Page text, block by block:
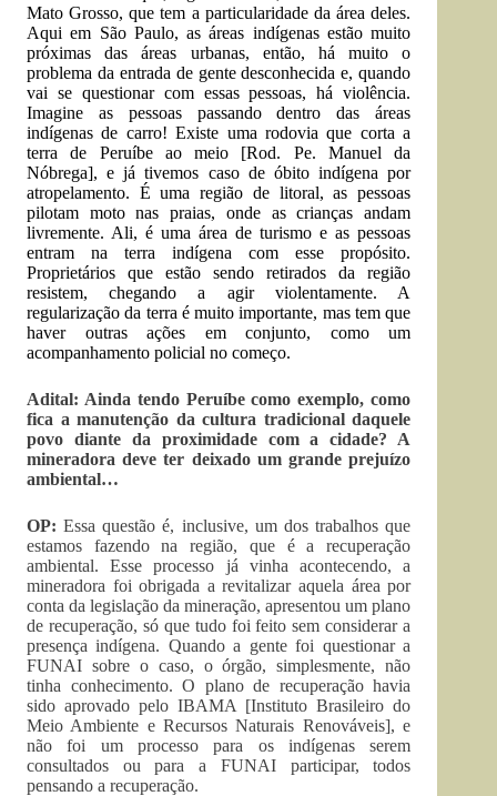
Mato Grosso, que tem a particularidade da área deles.
Aqui em São Paulo, as áreas indígenas estão muito
próximas das áreas urbanas, então, há muito o
problema da entrada de gente desconhecida e, quando
vai se questionar com essas pessoas, há violência.
Imagine as pessoas passando dentro das áreas
indígenas de carro! Existe uma rodovia que corta a
terra de Peruíbe ao meio [Rod. Pe. Manuel da
Nóbrega], e já tivemos caso de óbito indígena por
atropelamento. É uma região de litoral, as pessoas
pilotam moto nas praias, onde as crianças andam
livremente. Ali, é uma área de turismo e as pessoas
entram na terra indígena com esse propósito.
Proprietários que estão sendo retirados da região
resistem, chegando a agir violentamente. A
regularização da terra é muito importante, mas tem que
haver outras ações em conjunto, como um
acompanhamento policial no começo.
Adital: Ainda tendo Peruíbe como exemplo, como
fica a manutenção da cultura tradicional daquele
povo diante da proximidade com a cidade? A
mineradora deve ter deixado um grande prejuízo
ambiental…
OP: Essa questão é, inclusive, um dos trabalhos que
estamos fazendo na região, que é a recuperação
ambiental. Esse processo já vinha acontecendo, a
mineradora foi obrigada a revitalizar aquela área por
conta da legislação da mineração, apresentou um plano
de recuperação, só que tudo foi feito sem considerar a
presença indígena. Quando a gente foi questionar a
FUNAI sobre o caso, o órgão, simplesmente, não
tinha conhecimento. O plano de recuperação havia
sido aprovado pelo IBAMA [Instituto Brasileiro do
Meio Ambiente e Recursos Naturais Renováveis], e
não foi um processo para os indígenas serem
consultados ou para a FUNAI participar, todos
pensando a recuperação.